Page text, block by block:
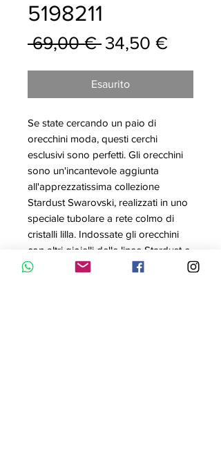
5198211
69,00 € Prezzo
34,50 €Prezzo
Esaurito
Se state cercando un paio di
orecchini moda, questi cerchi
esclusivi sono perfetti. Gli orecchini
sono un'incantevole aggiunta
all'apprezzatissima collezione
Stardust Swarovski, realizzati in uno
speciale tubolare a rete colmo di
cristalli lilla. Indossate gli orecchini
con altri gioielli delle linee Stardust e
Slake per uno stile che non passa